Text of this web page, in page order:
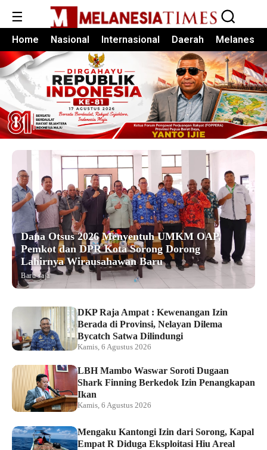
☰
Home Nasional Internasional Daerah Melanesia
Dana Otsus 2026 Menyentuh UMKM OAP,
Pemkot dan DPR Kota Sorong Dorong
Lahirnya Wirausahawan Baru
Baru saja
DKP Raja Ampat : Kewenangan Izin
Berada di Provinsi, Nelayan Dilema
Bycatch Satwa Dilindungi
Kamis, 6 Agustus 2026
LBH Mambo Waswar Soroti Dugaan
Shark Finning Berkedok Izin Penangkapan
Ikan
Kamis, 6 Agustus 2026
Mengaku Kantongi Izin dari Sorong, Kapal
Empat R Diduga Eksploitasi Hiu Areal